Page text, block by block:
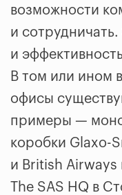
возможности
и
и
В том или ином
офисы
примеры —
коробки Glaxo-
и British Airways
The SAS HQ в